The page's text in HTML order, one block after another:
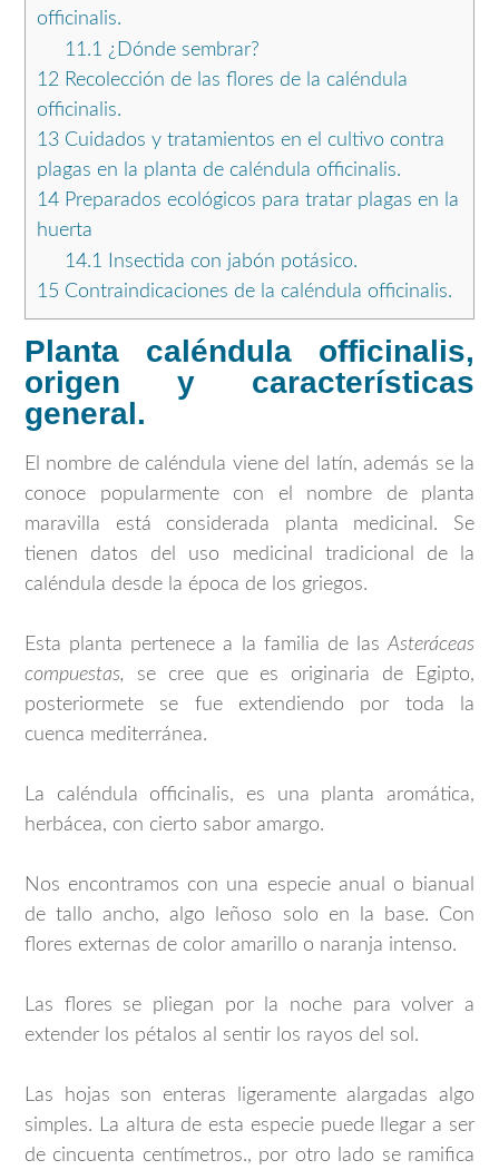
officinalis.
11.1 ¿Dónde sembrar?
12 Recolección de las flores de la caléndula
officinalis.
13 Cuidados y tratamientos en el cultivo contra
plagas en la planta de caléndula officinalis.
14 Preparados ecológicos para tratar plagas en la
huerta
14.1 Insectida con jabón potásico.
15 Contraindicaciones de la caléndula officinalis.
Planta caléndula officinalis,
origen y características
general.
El nombre de caléndula viene del latín, además se la
conoce popularmente con el nombre de planta
maravilla está considerada planta medicinal. Se
tienen datos del uso medicinal tradicional de la
caléndula desde la época de los griegos.
Esta planta pertenece a la familia de lasAsteráceas
compuestas,
se cree que es originaria de Egipto,
posteriormete se fue extendiendo por toda la
cuenca mediterránea.
La caléndula officinalis, es una planta aromática,
herbácea, con cierto sabor amargo.
Nos encontramos con una especie anual o bianual
de tallo ancho, algo leñoso solo en la base. Con
flores externas de color amarillo o naranja intenso.
Las flores se pliegan por la noche para volver a
extender los pétalos al sentir los rayos del sol.
Las hojas son enteras ligeramente alargadas algo
simples. La altura de esta especie puede llegar a ser
de cincuenta centímetros., por otro lado se ramifica